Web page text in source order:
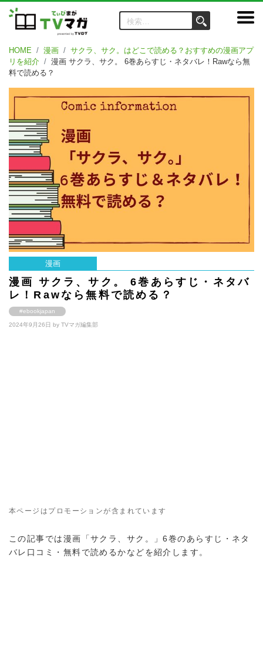
HOME 漫画
サクラ、サク。はどこで読める？おすすめの漫画アプ
リを紹介
漫画 サクラ、サク。 6巻あらすじ・ネタバレ！Rawなら無
料で読める？
漫画
漫画 サクラ、サク。 6巻あらすじ・ネタバ
レ！Rawなら無料で読める？
#ebookjapan
2024年9月26日 by TVマガ編集部
本ページはプロモーションが含まれています
この記事では漫画「サクラ、サク。」6巻のあらすじ・ネタ
バレ口コミ・無料で読めるかなどを紹介します。